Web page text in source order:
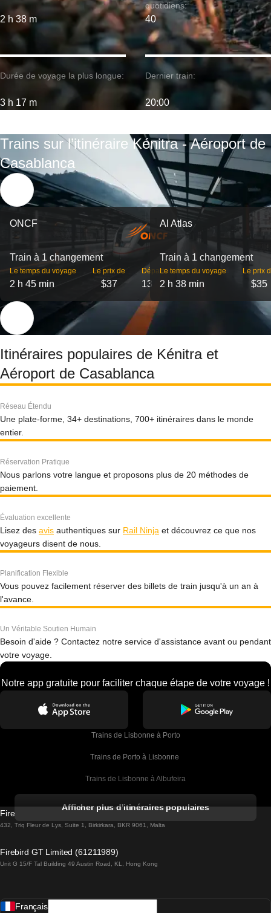
2 h 38 m
Durée de voyage la plus longue:
3 h 17 m
quotidiens:
40
Dernier train:
20:00
Trains sur l’itinéraire Kénitra - Aéroport de
Casablanca
ONCF
Train à 1 changement
Le temps du voyage
2 h 45 min
Le prix de
$37
Départs
13
Al Atlas
Train à 1 changement
Le temps du voyage
2 h 38 min
Le prix
$35
Itinéraires populaires de Kénitra et
Aéroport de Casablanca
Réseau Étendu
Une plate-forme, 34+ destinations, 700+ itinéraires dans le monde
entier.
Réservation Pratique
Nous parlons votre langue et proposons plus de 20 méthodes de
paiement.
Évaluation excellente
Lisez des avis authentiques sur Rail Ninja et découvrez ce que nos
voyageurs disent de nous.
Planification Flexible
Vous pouvez facilement réserver des billets de train jusqu'à un an à
l'avance.
Un Véritable Soutien Humain
Besoin d'aide ? Contactez notre service d'assistance avant ou pendant
votre voyage.
Notre app gratuite pour faciliter chaque étape de votre voyage !
Trains de Lisbonne à Porto
Trains de Porto à Lisbonne
Trains de Lisbonne à Albufeira
Trains de Lisbonne à Lagos
Trains de Lisbonne à Madrid
Afficher plus d'itinéraires populaires
Firebird GT Limited (OC 1451)
432, Triq Fleur de Lys, Suite 1, Birkirkara, BKR 9061, Malta
Firebird GT Limited (61211989)
Unit G 15/F Tal Building 49 Austin Road, KL, Hong Kong
Français